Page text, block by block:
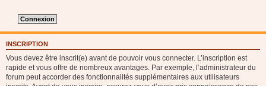
INSCRIPTION
Vous devez être inscrit(e) avant de pouvoir vous connecter. L’inscription est
rapide et vous offre de nombreux avantages. Par exemple, l’administrateur du
forum peut accorder des fonctionnalités supplémentaires aux utilisateurs